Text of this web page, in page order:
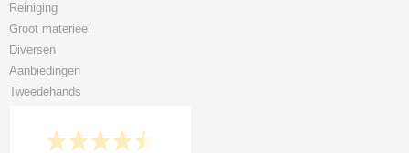
Reiniging
Groot materieel
Diversen
Aanbiedingen
Tweedehands